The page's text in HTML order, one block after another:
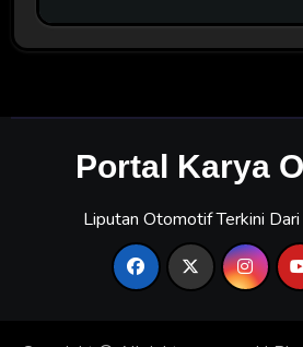
Portal Karya
Liputan Otomotif Terkini